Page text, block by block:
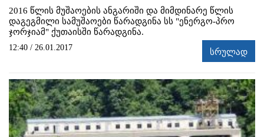
2016 წლის მუშაოების ანგარიში და მიმდინარე წლის
დაგეგმილი სამუშაოები წარადგინა სს "ენერგო-პრო
ჯორჯიამ" ქუთაისში წარადგინა.
12:40 / 26.01.2017 სრულად